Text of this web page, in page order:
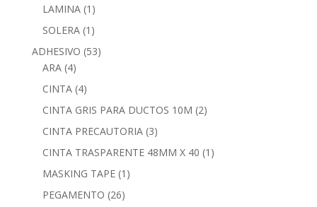
LAMINA (1)
SOLERA (1)
ADHESIVO (53)
ARA (4)
CINTA (4)
CINTA GRIS PARA DUCTOS 10M (2)
CINTA PRECAUTORIA (3)
CINTA TRASPARENTE 48MM X 40 (1)
MASKING TAPE (1)
PEGAMENTO (26)